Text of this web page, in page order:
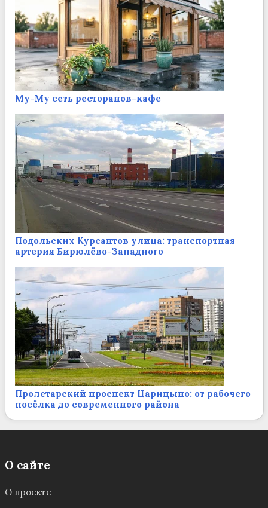
Му-Му сеть ресторанов-кафе
Подольских Курсантов улица: транспортная
артерия Бирюлёво-Западного
Пролетарский проспект Царицыно: от рабочего
посёлка до современного района
О сайте
О проекте